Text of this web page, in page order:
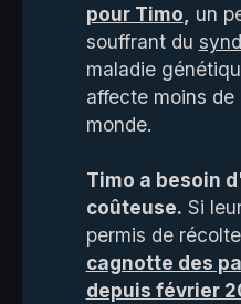
pour Timo
un
souffrant du
maladie
affecte moins
monde.
Timo a besoin
coûteuse. Si
permis de
cagnotte des
depuis février